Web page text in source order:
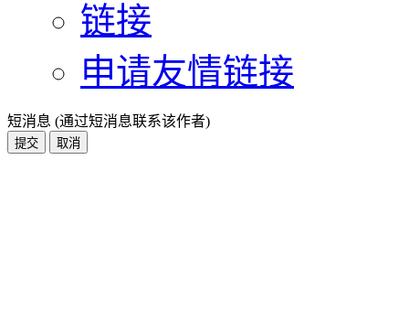
链接
申请友情链接
短消息 (通过短消息联系该作者)